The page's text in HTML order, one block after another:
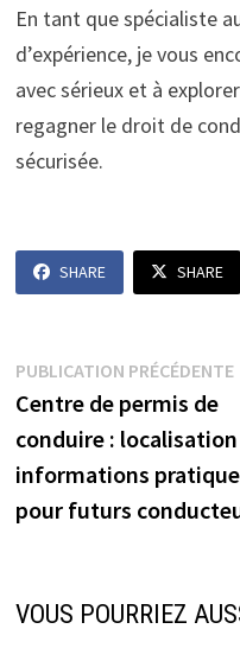
En tant que spécialiste
d’expérience, je vous
avec sérieux et à
regagner le droit de
sécurisée.
SHARE SHARE
Navigation
de
l’article
PUBLICATION PRÉCÉDENTE
Centre de permis de
conduire :
informations
pour futurs
VOUS POURRIEZ